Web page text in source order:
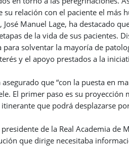
su relación con el paciente el más
Manuel Lage, ha destacado
de la vida de sus pacientes.
solventar la mayoría de
y el apoyo prestados a la
que “con la puesta en
El primer paso es su proyección
que podrá desplazarse
de la Real Academia de
que dirige necesitaba